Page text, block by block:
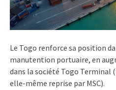
Le Togo renforce sa position
manutention portuaire, en
dans la société Togo Terminal
elle-même reprise par MSC).